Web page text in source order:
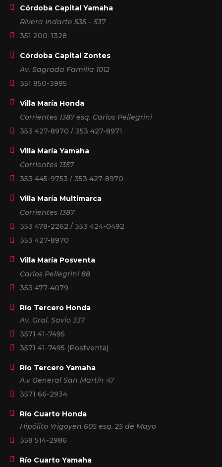
Córdoba Capital Yamaha
Rivera Indarte 535 – 537
351 200-1328
Córdoba Capital Zontes
Av. Sagrada Familia 1012
351 850-3995
Villa María Honda
Corrientes 1387 esq. Carlos Pellegrini
353 427-8970 / 353 427-8971
Villa María Yamaha
Corrientes 1357
353 445-9753 / 353 427-8970
Villa María Multimarca
Corrientes 1387
353 478-2262 / 353 424-0492
353 427-8970
Villa María Posventa
Carlos Pellegrini 88
353 477-4079
Río Tercero Honda
Av. Gral. Savio 337
3571 41-7495
3571 41-7495 (Postventa)
Río Tercero Yamaha
A.v General San Martín 47
3571 66-2934
Río Cuarto Honda
Hipólito Yrigoyen 605 esq. 25 de Mayo
358 514-2986
Río Cuarto Yamaha